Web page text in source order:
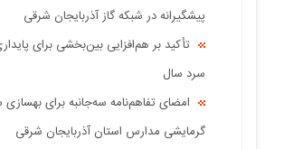
پیشگیرانه در شبکه گاز آذربایجان شرقی
تأکید بر هم‌افزایی بین‌بخشی برای
سرد سال
امضای تفاهم‌نامه سه‌جانبه برای
گرمایشی مدارس استان آذربایجان شرقی